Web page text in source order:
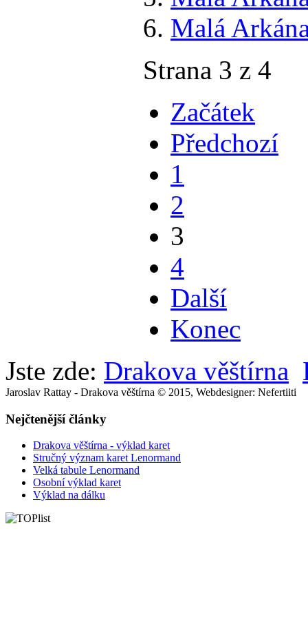
Malá
Strana 3 z 4
Začátek
Předchozí
1
2
3
4
Další
Konec
Jste zde: Drakova věštírna
Jaroslav Rattay - Drakova věštírna © 2015, Webdesigner: Nefertiiti
Nejčtenější články
Drakova věštírna - výklad karet
Stručný význam karet Lenormand
Velká tabule Lenormand
Osobní výklad karet
Výklad na dálku